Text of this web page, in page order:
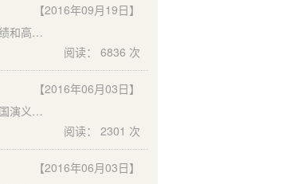
【2016年09月19日】
纵观胡氏家族，支派林立，英才辈出，达官显贵，数不胜数。他们站在时代前列，代表时代风貌，其光辉业绩和高尚品德载入谱册，将起到告慰先祖、激励吾辈、启迪后人的巨大作用。我鹤子湾胡氏发源于周朝，始祖称胡满公，为陈开国君主，及至洪武，澧洲八蛮作乱。鹤子湾启祖福公受命征讨，诏封昭勇将军。福有九子，随父南征，均有功勋。战毕，卸甲归田，后裔繁衍，形成澧水流域一大族系。
阅读： 6836 次
【2016年06月03日】
蒲江县寿安镇五星社区，有一清朝初年修建的古祠堂——三圣祠。这三圣祠远近有名，因它有一个类似《三国演义》刘、关、张桃园三结义的真实故事。
阅读： 2301 次
【2016年06月03日】